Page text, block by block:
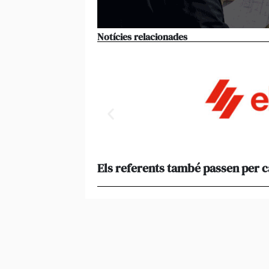
Notícies relacionades
Els referents també passen per